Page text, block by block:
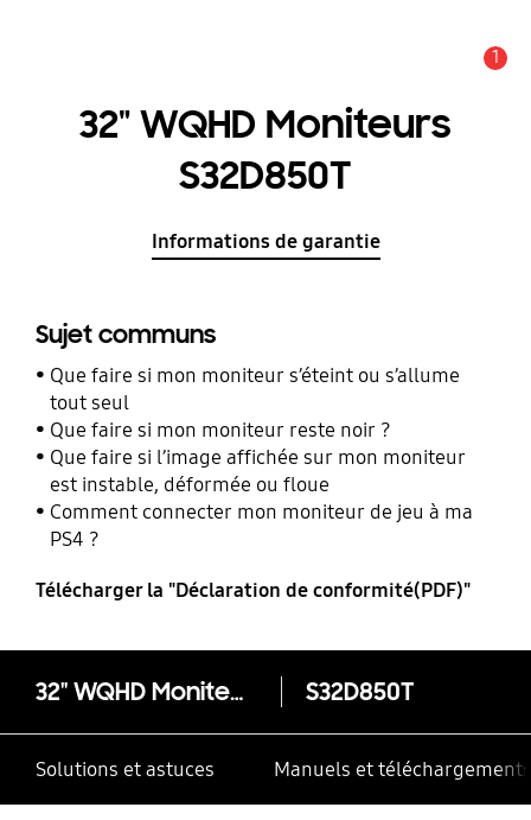
1
32" WQHD Moniteurs
S32D850T
Informations de garantie
Sujet communs
Que faire si mon moniteur s’éteint ou s’allume
tout seul
Que faire si mon moniteur reste noir ?
Que faire si l’image affichée sur mon moniteur
est instable, déformée ou floue
Comment connecter mon moniteur de jeu à ma
PS4 ?
Télécharger la "Déclaration de conformité(PDF)"
32" WQHD Moniteurs S32D850T S32D850T
Solutions et astuces Manuels et téléchargements